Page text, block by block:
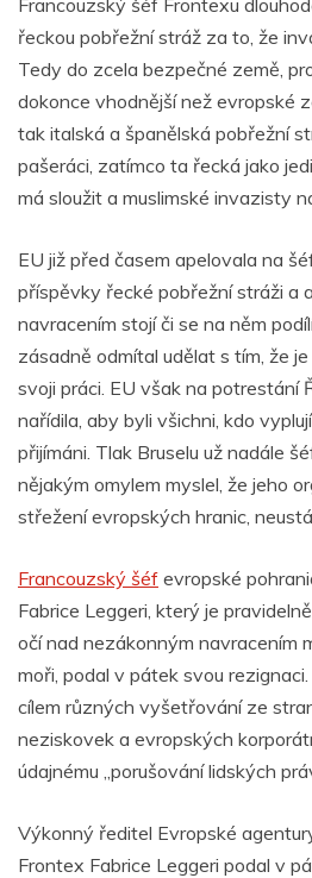
řeckou pobřežní stráž za to, že
Tedy do zcela bezpečné země,
dokonce vhodnější než evropské
tak italská a španělská pobřežní
pašeráci, zatímco ta řecká jako
má sloužit a muslimské invazisty
EU již před časem apelovala na
příspěvky řecké pobřežní stráži a
navracením stojí či se na něm
zásadně odmítal udělat s tím, že
svoji práci. EU však na potrestání
nařídila, aby byli všichni, kdo
přijímáni. Tlak Bruselu už nadále
nějakým omylem myslel, že jeho
střežení evropských hranic,
Francouzský šéf evropské
Fabrice Leggeri, který je
očí nad nezákonným navracením
moři, podal v pátek svou
cílem různých vyšetřování ze
neziskovek a evropských
údajnému „porušování lidských
Výkonný ředitel Evropské
Frontex Fabrice Leggeri podal v